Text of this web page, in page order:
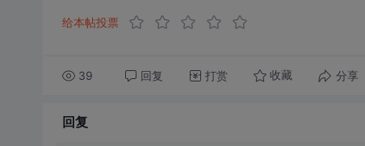
给本帖投票
39 回复 打赏 收藏 分享
回复